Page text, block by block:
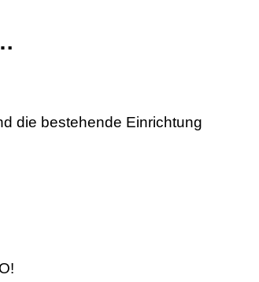
die bestehende Einrichtung